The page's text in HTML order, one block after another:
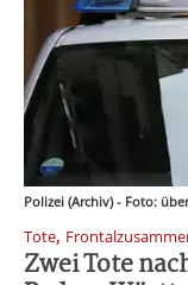
Polizei (Archiv) - Foto:
Tote,
Zwei Tote